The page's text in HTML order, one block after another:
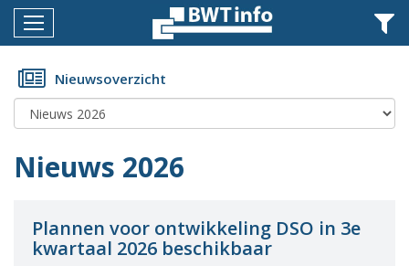
Menu
Home
Nieuws
Documenten
Dossiers
Fotoalbums
Nieuwsoverzicht
Nieuws 2026
Plannen voor ontwikkeling DSO in 3e
kwartaal 2026 beschikbaar